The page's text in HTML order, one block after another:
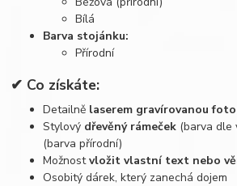
Bílá
Barva stojánku:
Přírodní
✔ Co získáte:
Detailně laserem gravírovanou
Stylový dřevěný rámeček (barva dle
(barva přírodní)
Možnostvložit vlastní text nebo
Osobitý dárek, který zanechá dojem